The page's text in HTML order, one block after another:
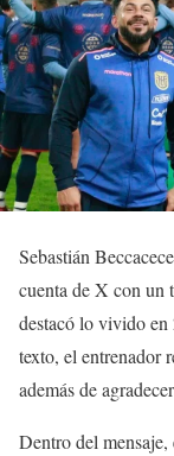
Sebastián
cuenta de X con un
destacó lo vivido
texto, el entrenador
además de
Dentro del